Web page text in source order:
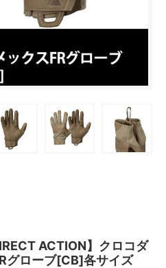
ACTION】クロコダ
グローブ[CB]各サイズ